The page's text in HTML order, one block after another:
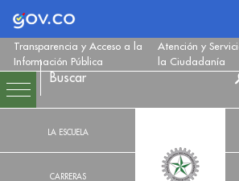
Logo Gobierno de Colombia
Transparencia y Acceso a la
Información Pública
Atención y
la Ciudadanía
LA ESCUELA
CARRERAS